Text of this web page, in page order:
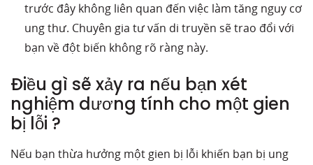
trước đây không liên quan đến việc làm tăng nguy cơ
ung thư. Chuyên gia tư vấn di truyền sẽ trao đổi với
bạn về đột biến không rõ ràng này.
Điều gì sẽ xảy ra nếu bạn xét
nghiệm dương tính cho một gien
bị lỗi ?
Nếu bạn thừa hưởng một gien bị lỗi khiến bạn bị ung